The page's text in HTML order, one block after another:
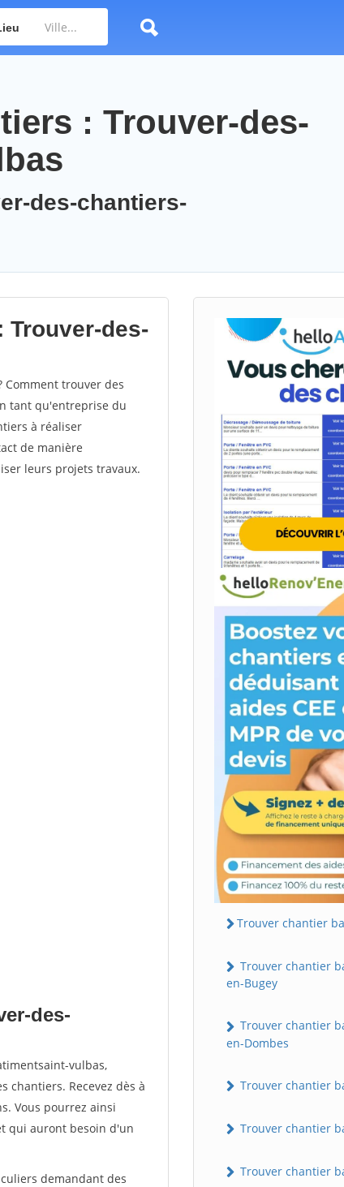
: Trouver-des-
des-chantiers-
des-
trouver des
tant qu'entreprise du
à réaliser
de manière
leurs projets travaux.
des-
vulbas,
chantiers. Recevez dès à
Vous pourrez ainsi
qui auront besoin d'un
demandant des
Trouver chantier
Trouver chantier
en-Bugey
Trouver chantier
en-Dombes
Trouver chantier
Trouver chantier
Trouver chantier